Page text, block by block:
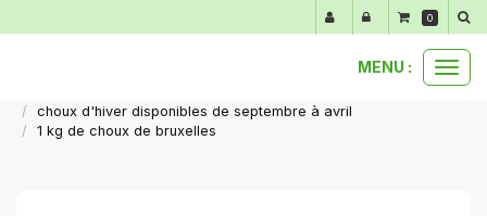
MENU :
choux d'hiver disponibles de septembre à avril
1 kg de choux de bruxelles
0